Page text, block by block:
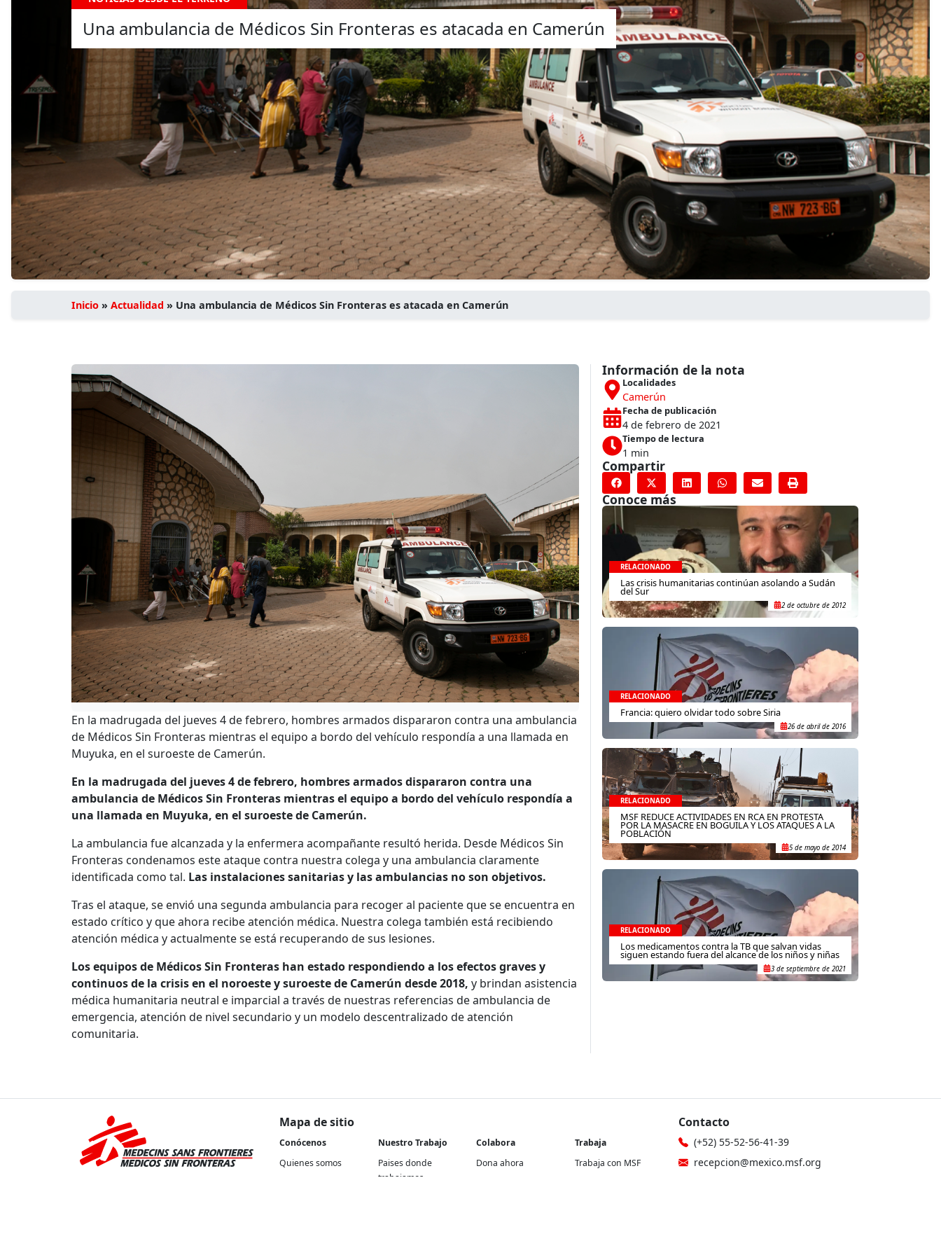
Una ambulancia de Médicos Sin Fronteras es atacada en Camerún
Inicio » Actualidad » Una ambulancia de Médicos Sin Fronteras es atacada en Camerún
En la madrugada del jueves 4 de febrero, hombres armados dispararon contra una ambulancia
de Médicos Sin Fronteras mientras el equipo a bordo del vehículo respondía a una llamada en
Muyuka, en el suroeste de Camerún.
En la madrugada del jueves 4 de febrero, hombres armados dispararon contra una
ambulancia de Médicos Sin Fronteras mientras el equipo a bordo del vehículo respondía a
una llamada en Muyuka, en el suroeste de Camerún.
La ambulancia fue alcanzada y la enfermera acompañante resultó herida. Desde Médicos Sin
Fronteras condenamos este ataque contra nuestra colega y una ambulancia claramente
identificada como tal. Las instalaciones sanitarias y las ambulancias no son objetivos.
Tras el ataque, se envió una segunda ambulancia para recoger al paciente que se encuentra en
estado crítico y que ahora recibe atención médica. Nuestra colega también está recibiendo
atención médica y actualmente se está recuperando de sus lesiones.
Los equipos de Médicos Sin Fronteras han estado respondiendo a los efectos graves y
continuos de la crisis en el noroeste y suroeste de Camerún desde 2018, y brindan asistencia
médica humanitaria neutral e imparcial a través de nuestras referencias de ambulancia de
emergencia, atención de nivel secundario y un modelo descentralizado de atención
comunitaria.
Información de la nota
Localidades
Camerún
Fecha de publicación
4 de febrero de 2021
Tiempo de lectura
1 min
Compartir
Conoce más
RELACIONADO
Las crisis humanitarias continúan asolando a Sudán
del Sur
2 de octubre de 2012
RELACIONADO
Francia: quiero olvidar todo sobre Siria
26 de abril de 2016
RELACIONADO
MSF REDUCE ACTIVIDADES EN RCA EN PROTESTA
POR LA MASACRE EN BOGUILA Y LOS ATAQUES A LA
POBLACIÓN
5 de mayo de 2014
RELACIONADO
Los medicamentos contra la TB que salvan vidas
siguen estando fuera del alcance de los niños y niñas
3 de septiembre de 2021
Mapa de sitio
Conócenos
Quienes somos
Nuestro Trabajo
Paises donde
trabajamos
Colabora
Dona ahora
Trabaja
Trabaja con MSF
Contacto
(+52) 55-52-56-41-39
recepcion@mexico.msf.org